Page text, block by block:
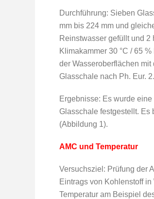
Durchführung: Sieben
mm bis 224 mm und
Reinstwasser gefüllt und
Klimakammer 30 °C / 65
der Wasseroberflächen
Glasschale nach Ph. Eur.
Ergebnisse: Es wurde
Glasschale festgestellt. Es
(Abbildung 1).
AMC und Temperatur
Versuchsziel: Prüfung der
Eintrags von Kohlenstoff
Temperatur am Beispiel